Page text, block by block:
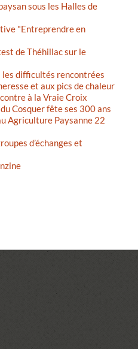
sous les Halles de
"Entreprendre en
de Théhillac sur le
les difficultés rencontrées
et aux pics de chaleur
à la Vraie Croix
Cosquer fête ses 300 ans
Agriculture Paysanne 22
d’échanges et